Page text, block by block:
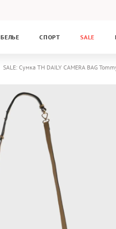
БЕЛЬЕ СПОРТ SALE
SALE: Сумка TH DAILY CAMERA BAG